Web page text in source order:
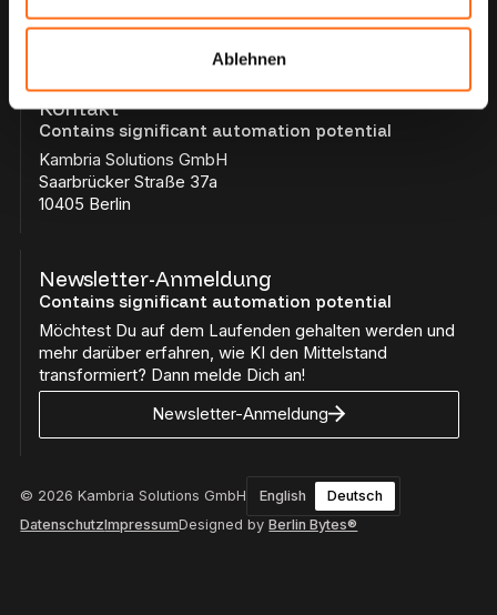
Ablehnen
Kontakt
Contains significant automation potential
Kambria Solutions GmbH
Saarbrücker Straße 37a
10405 Berlin
Newsletter-Anmeldung
Contains significant automation potential
Möchtest Du auf dem Laufenden gehalten werden und
mehr darüber erfahren, wie KI den Mittelstand
transformiert? Dann melde Dich an!
Newsletter-Anmeldung
© 2026 Kambria Solutions GmbH English
Deutsch
DatenschutzImpressumDesigned byBerlin Bytes®